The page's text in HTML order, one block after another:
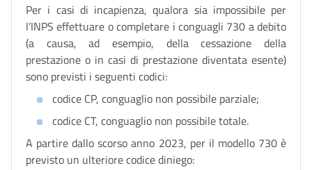
Per i casi di incapienza, qualora sia impossibile per
l’INPS effettuare o completare i conguagli 730 a debito
(a causa, ad esempio, della cessazione della
prestazione o in casi di prestazione diventata esente)
sono previsti i seguenti codici:
codice CP, conguaglio non possibile parziale;
codice CT, conguaglio non possibile totale.
A partire dallo scorso anno 2023, per il modello 730 è
previsto un ulteriore codice diniego: